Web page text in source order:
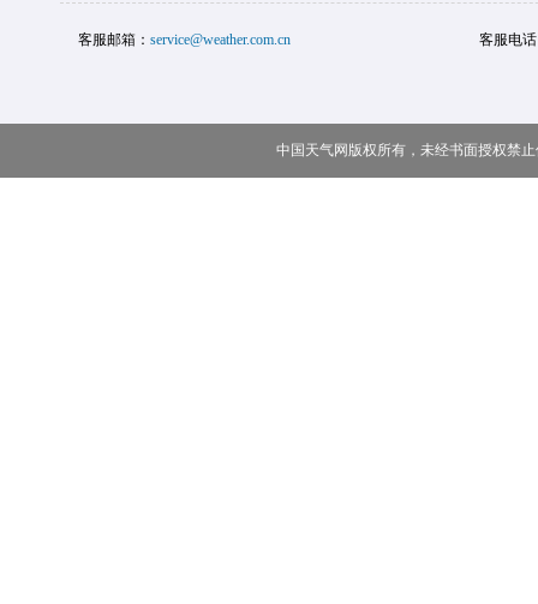
客服邮箱： service@weather.com.cn 客服电
中国天气网版权所有，未经书面授权